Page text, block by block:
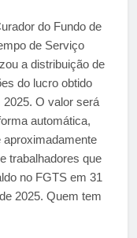
do Fundo de
de Serviço
a distribuição de
do lucro obtido
2025. O valor será
automática,
aproximadamente
trabalhadores que
no FGTS em 31
2025. Quem tem